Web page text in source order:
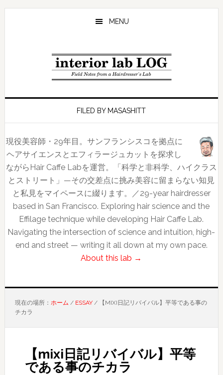
Skip
Skip
Skip
MENU
FILED BY MASASHITT
現役美容師・29年目。サンフランシスコを拠点に
ヘアサイエンスとエフィラージュカットを探求し
ながらHair Caffe Labを運営。「科学と非科学、ハイクラス
とストリート」—その交差点に挑み美容に留まらない知見
と私見をマイペースに綴ります。／29-year hairdresser
based in San Francisco. Exploring hair science and the
Effilage technique while developing Hair Caffe Lab.
Navigating the intersection of science and intuition, high-
end and street — writing it all down at my own pace.
About this lab →
現在の場所： ホーム / ESSAY /【MIXI日記リバイバル】平等である事の
チカラ
【mixi日記リバイバル】平等
である事のチカラ